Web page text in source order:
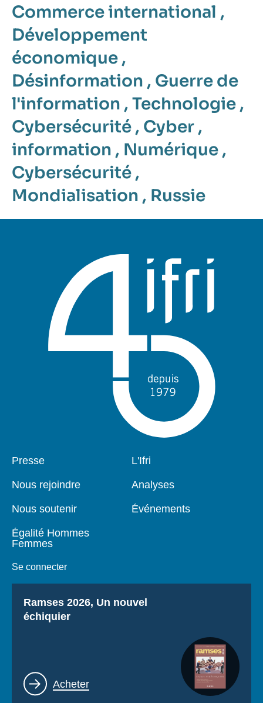
Commerce international ,
Développement
économique ,
Désinformation , Guerre de
l'information , Technologie ,
Cybersécurité , Cyber ,
information , Numérique ,
Cybersécurité ,
Mondialisation , Russie
Pied
Presse
Nous rejoindre
Nous soutenir
Égalité Hommes
Femmes
Se connecter
Navigation
L'Ifri
Analyses
Événements
Titre
Ramses 2026, Un nouvel
échiquier
Lien
Acheter